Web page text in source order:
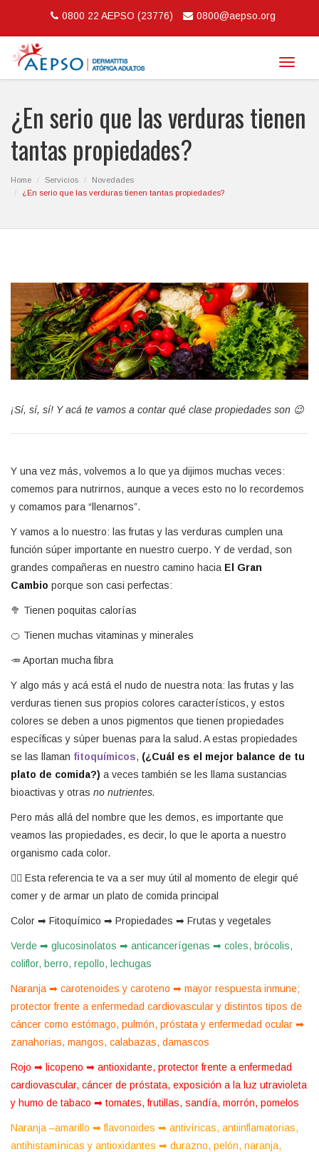
0800 22 AEPSO (23776) 0800@aepso.org
Toggle
¿En serio que las verduras tienen
tantas propiedades?
Home Servicios
Novedades
¿En serio que las verduras tienen tantas propiedades?
¡Sí, sí, sí! Y acá te vamos a contar qué clase propiedades son 😉
Y una vez más, volvemos a lo que ya dijimos muchas veces:
comemos para nutrirnos, aunque a veces esto no lo recordemos
y comamos para “llenarnos”.
Y vamos a lo nuestro: las frutas y las verduras cumplen una
función súper importante en nuestro cuerpo. Y de verdad, son
grandes compañeras en nuestro camino hacia El Gran
Cambio porque son casi perfectas:
🥦 Tienen poquitas calorías
🍊 Tienen muchas vitaminas y minerales
🥕 Aportan mucha fibra
Y algo más y acá está el nudo de nuestra nota: las frutas y las
verduras tienen sus propios colores característicos, y estos
colores se deben a unos pigmentos que tienen propiedades
específicas y súper buenas para la salud. A estas propiedades
se las llaman fitoquímicos, (¿Cuál es el mejor balance de tu
plato de comida?) a veces también se les llama sustancias
bioactivas y otras no nutrientes.
Pero más allá del nombre que les demos, es importante que
veamos las propiedades, es decir, lo que le aporta a nuestro
organismo cada color.
👉🏻 Esta referencia te va a ser muy útil al momento de elegir qué
comer y de armar un plato de comida principal
Color ➡ Fitoquímico ➡ Propiedades ➡ Frutas y vegetales
Verde ➡ glucosinolatos ➡ anticancerígenas ➡ coles, brócolis,
coliflor, berro, repollo, lechugas
Naranja ➡ carotenoides y caroteno ➡ mayor respuesta inmune;
protector frente a enfermedad cardiovascular y distintos tipos de
cáncer como estómago, pulmón, próstata y enfermedad ocular ➡
zanahorias, mangos, calabazas, damascos
Rojo ➡ licopeno ➡ antioxidante, protector frente a enfermedad
cardiovascular, cáncer de próstata, exposición a la luz utravioleta
y humo de tabaco ➡ tomates, frutillas, sandía, morrón, pomelos
Naranja –amarillo ➡ flavonoides ➡ antivíricas, antiinflamatorias,
antihistamínicas y antioxidantes ➡ durazno, pelón, naranja,